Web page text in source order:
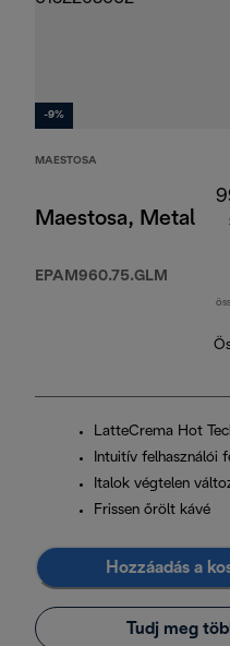
549 990 Ft
-9%
MAESTOSA
Maestosa, Metal
EPAM960.75.GLM
LatteCrema Hot
Intuitív felhasználói
Italok végtelen
Frissen őrölt kávé
Hozzáadás a
Tudj meg